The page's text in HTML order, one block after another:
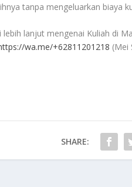
tanpa mengeluarkan biaya
lanjut mengenai Kuliah di
wa.me/+62811201218 (Mei
SHARE: